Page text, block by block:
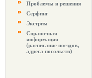
Проблемы и решения
Серфинг
Экстрим
Справочная
информация
(расписание поездов,
адреса посольств)